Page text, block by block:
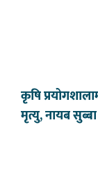
कृषि
मृत्यु, नायब